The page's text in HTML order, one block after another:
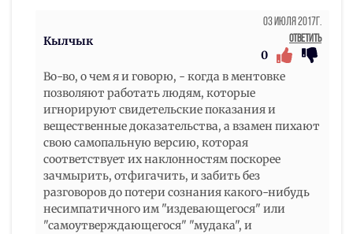
Кылчык
03 Июля 2017г.
Ответить
0
Во-во, о чем я и говорю, - когда в ментовке
позволяют работать людям, которые
игнорируют свидетельские показания и
вещественные доказательства, а взамен пихают
свою самопальную версию, которая
соответствует их наклонностям поскорее
зачмырить, отфигачить, и забить без
разговоров до потери сознания какого-нибудь
несимпатичного им "издевающегося" или
"самоутверждающегося" "мудака", и